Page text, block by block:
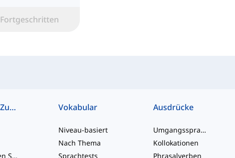
Fortgeschritten
Schneller Zugriff
Kontaktieren Sie uns
Vokabular
Niveau-basiert
Nach Thema
Sprachtests
Ausdrücke
Umgangssprache-Wörter
Kollokationen
Phrasalverben